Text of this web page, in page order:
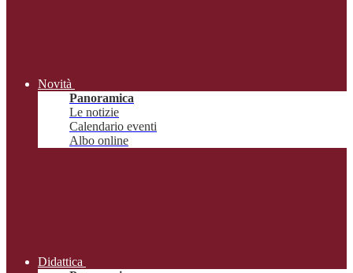
Novità
Panoramica
Le notizie
Calendario eventi
Albo online
Didattica